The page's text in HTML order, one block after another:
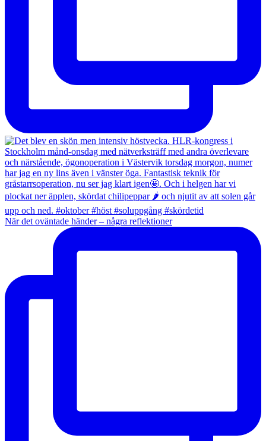
När det oväntade händer – några reflektioner